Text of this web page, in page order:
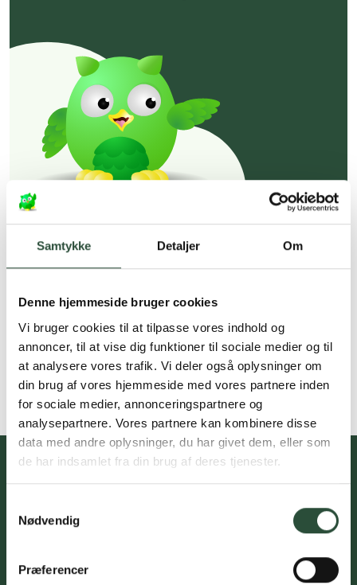
Samtykke Detaljer Om
Denne hjemmeside bruger cookies
Vi bruger cookies til at tilpasse vores indhold og
annoncer, til at vise dig funktioner til sociale medier og til
at analysere vores trafik. Vi deler også oplysninger om
din brug af vores hjemmeside med vores partnere inden
for sociale medier, annonceringspartnere og
analysepartnere. Vores partnere kan kombinere disse
data med andre oplysninger, du har givet dem, eller som
de har indsamlet fra din brug af deres tjenester.
Nødvendig
Præferencer
Du skal acceptere cookies for at kunne tilmelde dig vores
nyhedsbrev